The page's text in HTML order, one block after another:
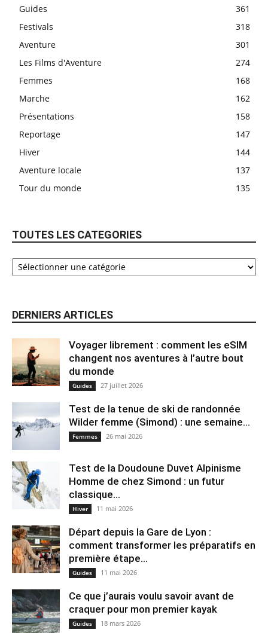
Guides
361
Festivals
318
Aventure
301
Les Films d'Aventure
274
Femmes
168
Marche
162
Présentations
158
Reportage
147
Hiver
144
Aventure locale
137
Tour du monde
135
TOUTES LES CATEGORIES
DERNIERS ARTICLES
Voyager librement : comment les eSIM
changent nos aventures à l’autre bout
du monde
Guides 27 juillet 2026
Test de la tenue de ski de randonnée
Wilder femme (Simond) : une semaine...
Femmes 26 mai 2026
Test de la Doudoune Duvet Alpinisme
Homme de chez Simond : un futur
classique...
Hiver 11 mai 2026
Départ depuis la Gare de Lyon :
comment transformer les préparatifs en
pre⁠mière étape...
Guides 11 mai 2026
Ce que j’aurais voulu savoir avant de
craquer pour mon premier kayak
Guides 18 mars 2026